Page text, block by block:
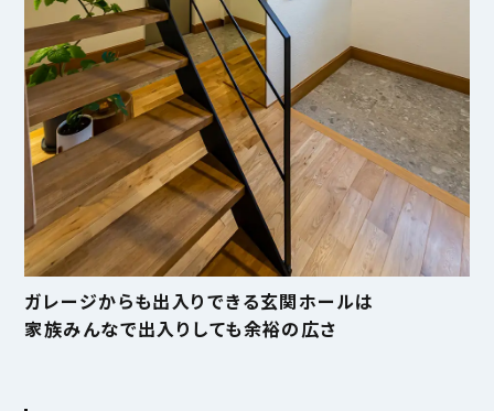
ガレージからも出入りできる玄関ホールは
家族みんなで出入りしても余裕の広さ